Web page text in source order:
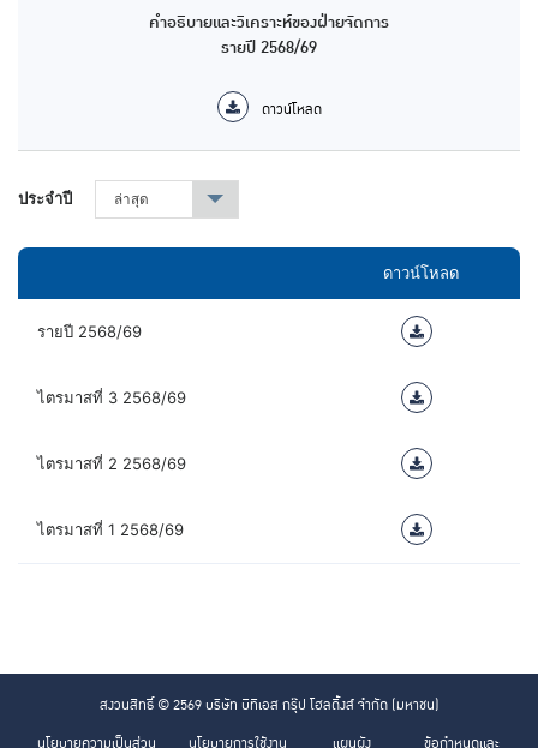
คำอธิบายและวิเคราะห์ของฝ่ายจัดการ
รายปี 2568/69
ดาวน์โหลด
ประจำปี ล่าสุด ▾
ดาวน์โหลด
รายปี 2568/69
ไตรมาสที่ 3 2568/69
ไตรมาสที่ 2 2568/69
ไตรมาสที่ 1 2568/69
สงวนสิทธิ์ © 2569 บริษัท บีทีเอส กรุ๊ป โฮลดิ้งส์ จำกัด (มหาชน)